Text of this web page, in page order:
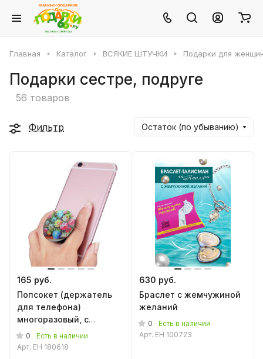
Главная Каталог ВСЯКИЕ ШТУЧКИ Подарки для
Подарки сестре, подруге
56 товаров
Фильтр Остаток (по убыванию)
165 руб.
Попсокет (держатель
для телефона)
многоразовый, с
крючком
0
Есть в наличии
Арт. EH 180618
630 руб.
Браслет с жемчужиной
желаний
0
Есть в наличии
Арт. EH 100723